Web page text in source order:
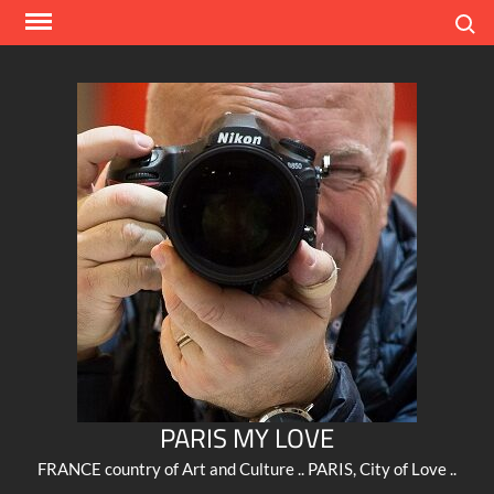
Skip
PARIS MY LOVE
FRANCE country of Art and Culture .. PARIS, City of Love ..